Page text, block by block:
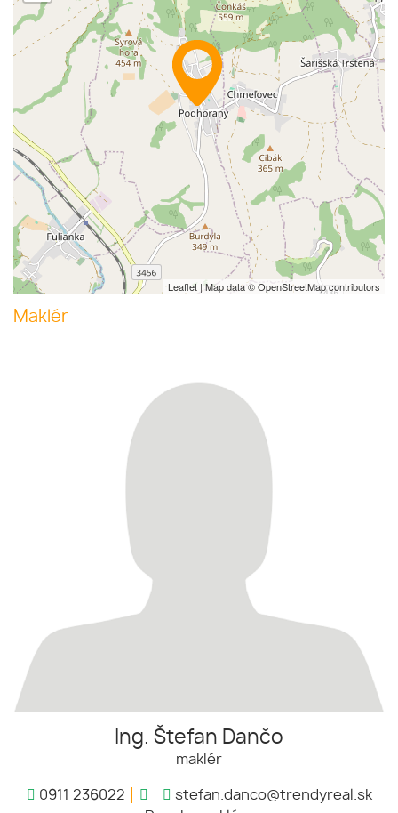
Leaflet | Map data ©OpenStreetMapcontributors
Maklér
Ing. Štefan Dančo
maklér
0911 236022
stefan.danco@trendyreal.sk